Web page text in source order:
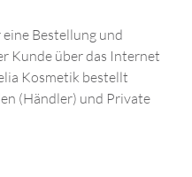
Bestellung und
Kunde über das Internet
Kosmetik bestellt
(Händler) und Private